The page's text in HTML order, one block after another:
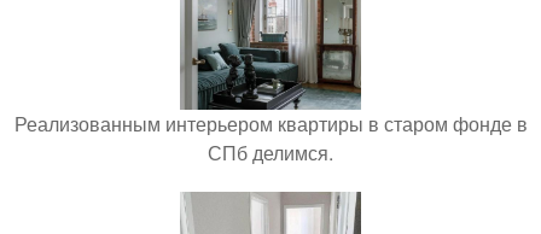
Реализованным интерьером квартиры в старом фонде в
СПб делимся.